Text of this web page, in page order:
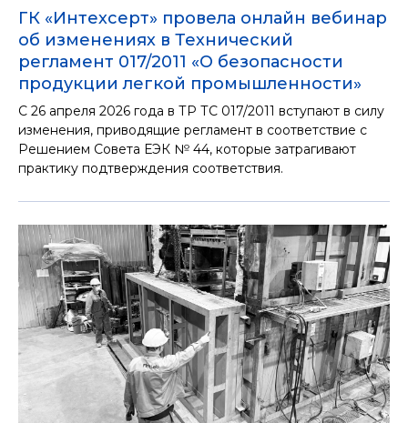
ГК «Интехсерт» провела онлайн вебинар
об изменениях в Технический
регламент 017/2011 «О безопасности
продукции легкой промышленности»
С 26 апреля 2026 года в ТР ТС 017/2011 вступают в силу
изменения, приводящие регламент в соответствие с
Решением Совета ЕЭК № 44, которые затрагивают
практику подтверждения соответствия.